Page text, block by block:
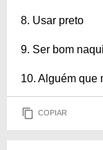
8. Usar preto
9. Ser bom
10. Alguém que
COPIAR